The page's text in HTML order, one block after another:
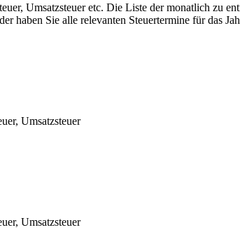
Umsatzsteuer etc. Die Liste der monatlich zu
haben Sie alle relevanten Steuertermine für das
Umsatzsteuer
Umsatzsteuer